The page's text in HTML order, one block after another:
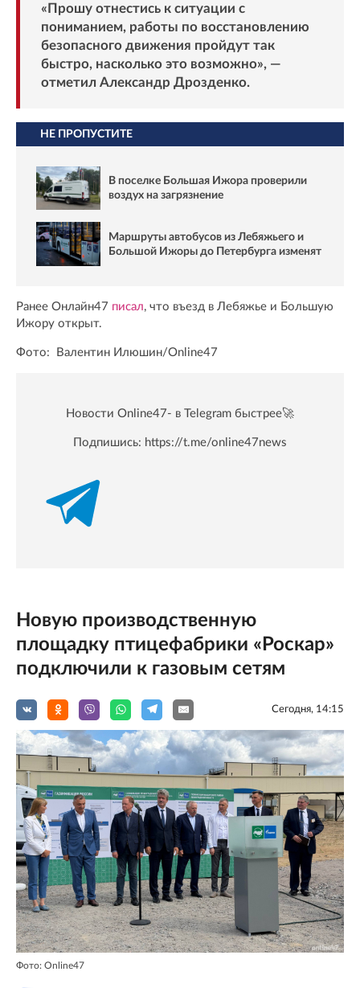
«Прошу отнестись к ситуации с
пониманием, работы по восстановлению
безопасного движения пройдут так
быстро, насколько это возможно», —
отметил Александр Дрозденко.
НЕ ПРОПУСТИТЕ
В поселке Большая Ижора проверили
воздух на загрязнение
Маршруты автобусов из Лебяжьего и
Большой Ижоры до Петербурга изменят
Ранее Онлайн47 писал, что въезд в Лебяжье и Большую
Ижору открыт.
Фото: Валентин Илюшин/Online47
Новости Online47- в Telegram быстрее🚀
Подпишись: https://t.me/online47news
Новую производственную
площадку птицефабрики «Роскар»
подключили к газовым сетям
Сегодня, 14:15
Фото: Online47